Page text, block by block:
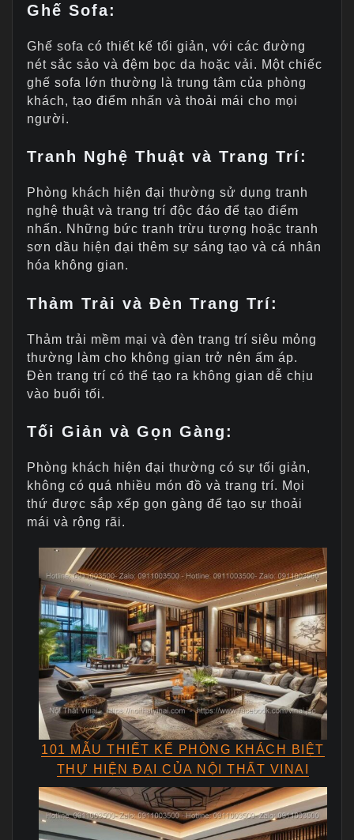
Ghế Sofa:
Ghế sofa có thiết kế tối giản, với các đường
nét sắc sảo và đệm bọc da hoặc vải. Một chiếc
ghế sofa lớn thường là trung tâm của phòng
khách, tạo điểm nhấn và thoải mái cho mọi
người.
Tranh Nghệ Thuật và Trang Trí:
Phòng khách hiện đại thường sử dụng tranh
nghệ thuật và trang trí độc đáo để tạo điểm
nhấn. Những bức tranh trừu tượng hoặc tranh
sơn dầu hiện đại thêm sự sáng tạo và cá nhân
hóa không gian.
Thảm Trải và Đèn Trang Trí:
Thảm trải mềm mại và đèn trang trí siêu mỏng
thường làm cho không gian trở nên ấm áp.
Đèn trang trí có thể tạo ra không gian dễ chịu
vào buổi tối.
Tối Giản và Gọn Gàng :
Phòng khách hiện đại thường có sự tối giản,
không có quá nhiều món đồ và trang trí. Mọi
thứ được sắp xếp gọn gàng để tạo sự thoải
mái và rộng rãi.
101 MẪU THIẾT KẾ PHÒNG KHÁCH BIỆT
THỰ HIỆN ĐẠI CỦA NỘI THẤT VINAI